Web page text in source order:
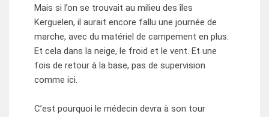
Mais si l’on se trouvait au milieu des îles
Kerguelen, il aurait encore fallu une journée de
marche, avec du matériel de campement en plus.
Et cela dans la neige, le froid et le vent. Et une
fois de retour à la base, pas de supervision
comme ici.
C’est pourquoi le médecin devra à son tour